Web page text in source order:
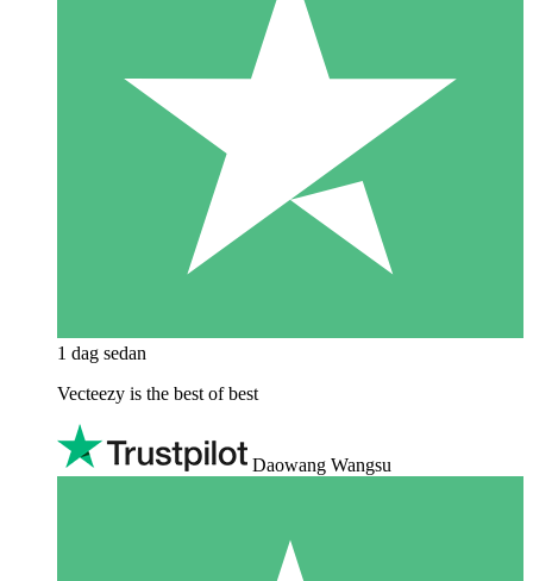
1 dag sedan
Vecteezy is the best of best
Daowang Wangsu